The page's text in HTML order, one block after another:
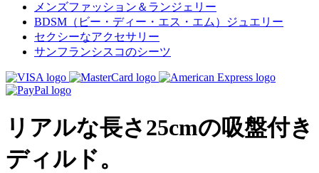
メンズファッション＆ランジェリー
BDSM（ビー・ディー・エス・エム）ジュエリー
セクシーなアクセサリー
サンフランシスコのシーツ
リアルな長さ25cmの吸盤付き
ディルド。